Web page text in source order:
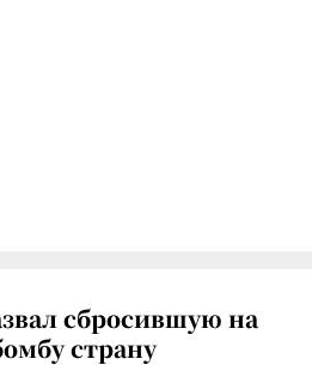
сбросившую на
страну